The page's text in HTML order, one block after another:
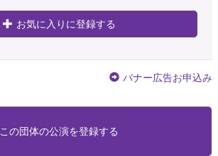
お気に入りに登録する
バナー広告お申込み
この団体の公演を登録する